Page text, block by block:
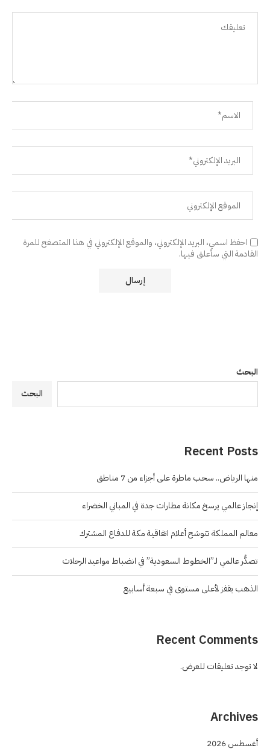
احفظ اسمي، البريد الإلكتروني، والموقع الإلكتروني في هذا المتصفح للمرة
القادمة التي سأعلق فيها.
البحث
البحث
Recent Posts
منها الرياض.. سحب ماطرة على أجزاء من 7 مناطق
إنجاز عالمي يرسخ مكانة مطارات جدة في المباني الخضراء
معالم المملكة تتوشح أعلام اتفاقية مكة للدفاع المشترك
تصدُّر عالمي لـ”الخطوط السعودية” في انضباط مواعيد الرحلات
الذهب يقفز لأعلى مستوى في سبعة أسابيع
Recent Comments
لا توجد تعليقات للعرض.
Archives
أغسطس 2026